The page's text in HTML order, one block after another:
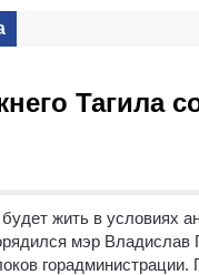
Тагила
жить в условиях
мэр Владислав